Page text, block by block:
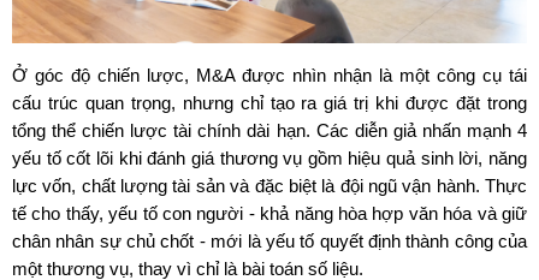
Ở góc độ chiến lược, M&A được nhìn nhận là một công cụ tái
cấu trúc quan trọng, nhưng chỉ tạo ra giá trị khi được đặt trong
tổng thể chiến lược tài chính dài hạn. Các diễn giả nhấn mạnh 4
yếu tố cốt lõi khi đánh giá thương vụ gồm hiệu quả sinh lời, năng
lực vốn, chất lượng tài sản và đặc biệt là đội ngũ vận hành. Thực
tế cho thấy, yếu tố con người - khả năng hòa hợp văn hóa và giữ
chân nhân sự chủ chốt - mới là yếu tố quyết định thành công của
một thương vụ, thay vì chỉ là bài toán số liệu.